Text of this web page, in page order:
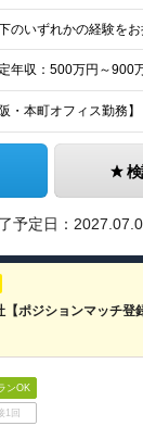
予定日：
ポジションマッチ登
ンOK
1回